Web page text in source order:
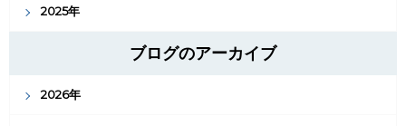
2025年
ブログのアーカイブ
2026年